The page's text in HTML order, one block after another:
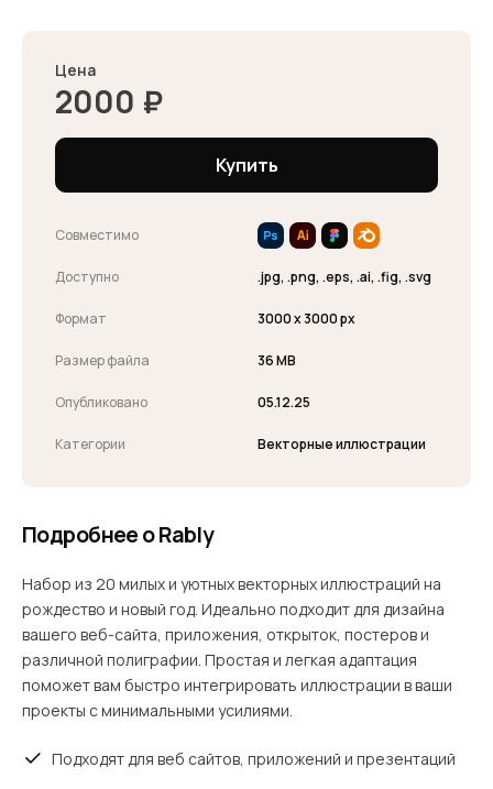
Цена
2000 ₽
Купить
Совместимо
Доступно .jpg, .png, .eps, .ai, .fig, .svg
Формат 3000 x 3000 px
Размер файла 36 MB
Опубликовано 05.12.25
Категории Векторные иллюстрации
Подробнее о Rably
Набор из 20 милых и уютных векторных иллюстраций на
рождество и новый год. Идеально подходит для дизайна
вашего веб-сайта, приложения, открыток, постеров и
различной полиграфии. Простая и легкая адаптация
поможет вам быстро интегрировать иллюстрации в ваши
проекты с минимальными усилиями.
Подходят для веб сайтов, приложений и презентаций